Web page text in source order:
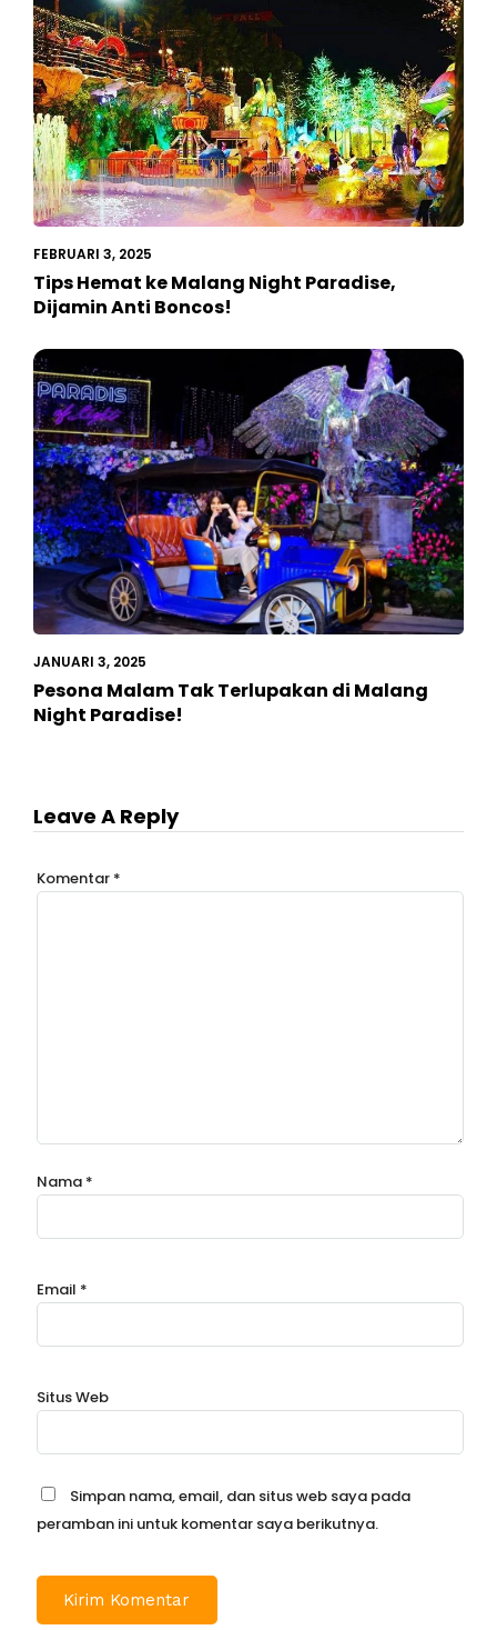
FEBRUARI 3, 2025
Tips Hemat ke Malang Night Paradise,
Dijamin Anti Boncos!
JANUARI 3, 2025
Pesona Malam Tak Terlupakan di Malang
Night Paradise!
Leave A Reply
Komentar *
Nama *
Email *
Situs Web
Simpan nama, email, dan situs web saya pada
peramban ini untuk komentar saya berikutnya.